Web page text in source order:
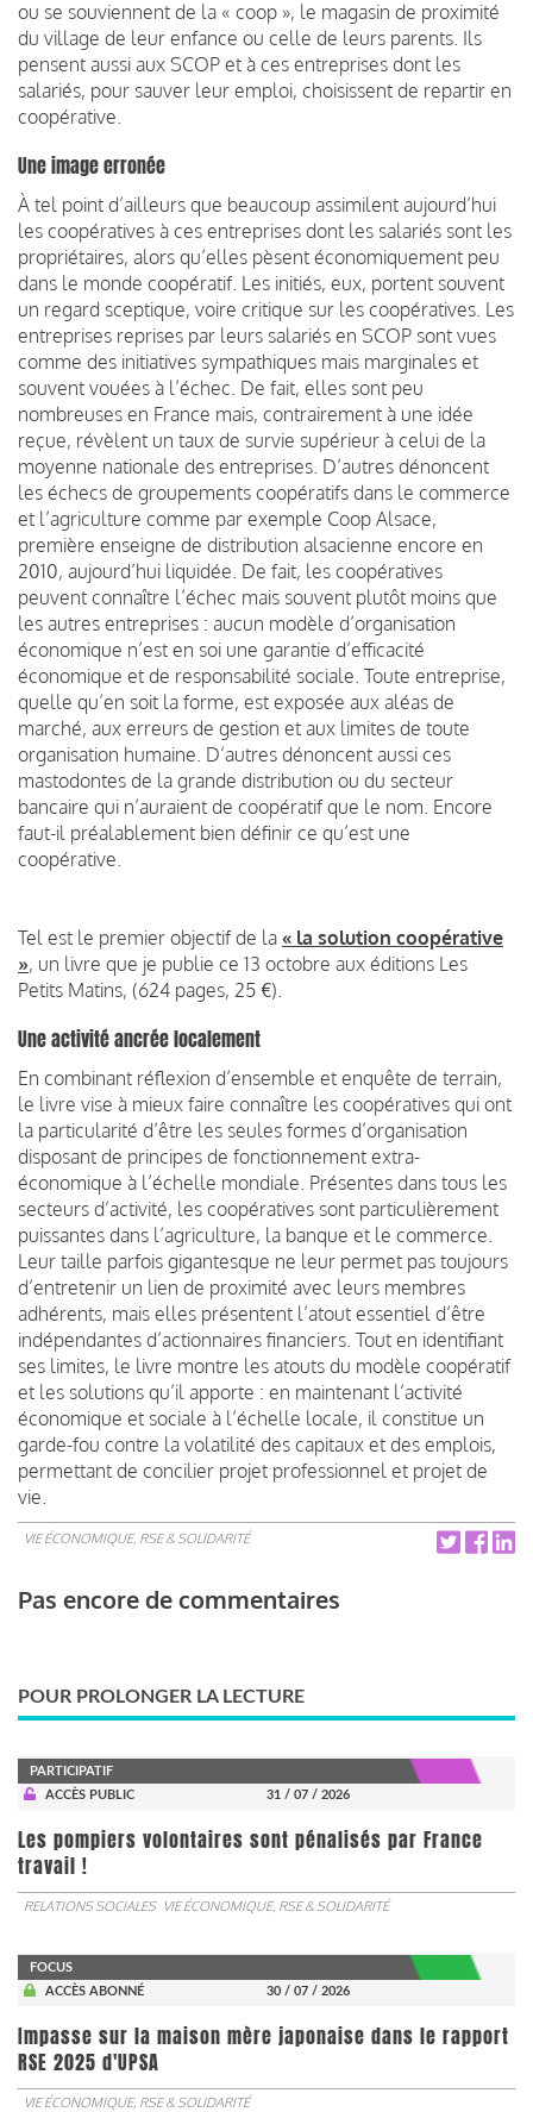
ou se souviennent de la « coop », le magasin de proximité
du village de leur enfance ou celle de leurs parents. Ils
pensent aussi aux SCOP et à ces entreprises dont les
salariés, pour sauver leur emploi, choisissent de repartir en
coopérative.
Une image erronée
À tel point d’ailleurs que beaucoup assimilent aujourd’hui
les coopératives à ces entreprises dont les salariés sont les
propriétaires, alors qu’elles pèsent économiquement peu
dans le monde coopératif. Les initiés, eux, portent souvent
un regard sceptique, voire critique sur les coopératives. Les
entreprises reprises par leurs salariés en SCOP sont vues
comme des initiatives sympathiques mais marginales et
souvent vouées à l’échec. De fait, elles sont peu
nombreuses en France mais, contrairement à une idée
reçue, révèlent un taux de survie supérieur à celui de la
moyenne nationale des entreprises. D’autres dénoncent
les échecs de groupements coopératifs dans le commerce
et l’agriculture comme par exemple Coop Alsace,
première enseigne de distribution alsacienne encore en
2010, aujourd’hui liquidée. De fait, les coopératives
peuvent connaître l’échec mais souvent plutôt moins que
les autres entreprises : aucun modèle d’organisation
économique n’est en soi une garantie d’efficacité
économique et de responsabilité sociale. Toute entreprise,
quelle qu’en soit la forme, est exposée aux aléas de
marché, aux erreurs de gestion et aux limites de toute
organisation humaine. D’autres dénoncent aussi ces
mastodontes de la grande distribution ou du secteur
bancaire qui n’auraient de coopératif que le nom. Encore
faut-il préalablement bien définir ce qu’est une
coopérative.
Tel est le premier objectif de la « la solution coopérative
», un livre que je publie ce 13 octobre aux éditions Les
Petits Matins, (624 pages, 25 €).
Une activité ancrée localement
En combinant réflexion d’ensemble et enquête de terrain,
le livre vise à mieux faire connaître les coopératives qui ont
la particularité d’être les seules formes d’organisation
disposant de principes de fonctionnement extra-
économique à l’échelle mondiale. Présentes dans tous les
secteurs d’activité, les coopératives sont particulièrement
puissantes dans l’agriculture, la banque et le commerce.
Leur taille parfois gigantesque ne leur permet pas toujours
d’entretenir un lien de proximité avec leurs membres
adhérents, mais elles présentent l’atout essentiel d’être
indépen­dantes d’actionnaires financiers. Tout en identifiant
ses limites, le livre montre les atouts du modèle coopératif
et les solutions qu’il apporte : en maintenant l’activité
économique et sociale à l’échelle locale, il constitue un
garde-fou contre la volatilité des capitaux et des emplois,
permettant de concilier projet professionnel et projet de
vie.
VIE ÉCONOMIQUE, RSE & SOLIDARITÉ
Pas encore de commentaires
POUR PROLONGER LA LECTURE
PARTICIPATIF
ACCÈS PUBLIC
31 / 07 / 2026
Les pompiers volontaires sont pénalisés par France
travail !
RELATIONS SOCIALES VIE ÉCONOMIQUE, RSE & SOLIDARITÉ
FOCUS
ACCÈS ABONNÉ
30 / 07 / 2026
Impasse sur la maison mère japonaise dans le rapport
RSE 2025 d'UPSA
VIE ÉCONOMIQUE, RSE & SOLIDARITÉ